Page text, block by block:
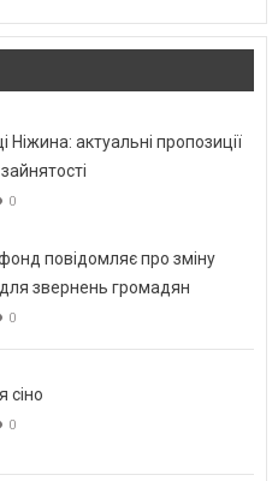
Ніжина: актуальні пропозиції
0
повідомляє про зміну
звернень громадян
0
сіно
0